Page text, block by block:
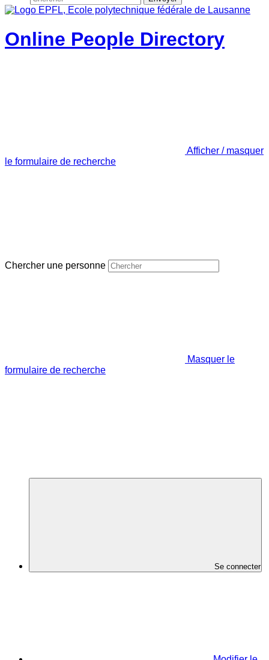
Online People Directory
Afficher / masquer
le formulaire de recherche
Chercher une personne
Masquer le
formulaire de recherche
Se connecter